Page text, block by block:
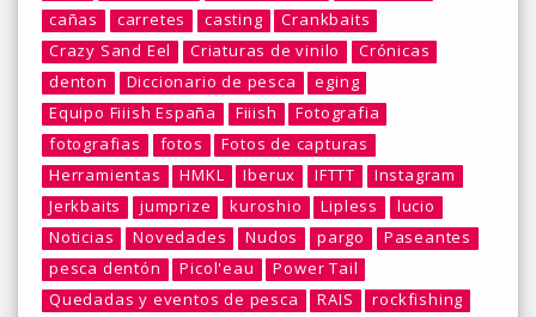
cañas
carretes casting
Crankbaits
Crazy Sand Eel
Criaturas de vinilo
Crónicas
denton
Diccionario de pesca
eging
Equipo Fiiish España
Fiiish
Fotografia
fotografias
fotos
Fotos de capturas
Herramientas
HMKL Iberux IFTTT
Instagram
Jerkbaits
jumprize kuroshio Lipless
lucio
Noticias
Novedades Nudos pargo
Paseantes
pesca dentón
Picol'eau
Power Tail
Quedadas y eventos de pesca
RAIS
rockfishing